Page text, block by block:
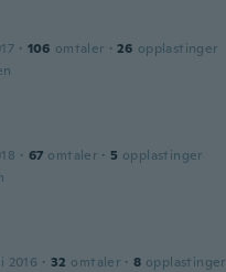
· 106 omtaler · 26 opplastinger
· 67 omtaler · 5 opplastinger
2016 · 32 omtaler · 8 opplastinger